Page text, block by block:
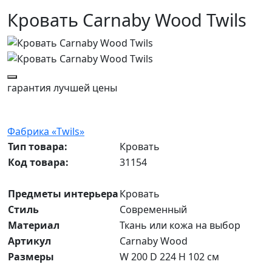
Кровать Carnaby Wood Twils
гарантия лучшей цены
Фабрика «Twils»
Тип товара:
Кровать
Код товара:
31154
Предметы интерьераКровать
Стиль
Современный
Материал
Ткань или кожа на выбор
Артикул
Carnaby Wood
Размеры
W 200 D 224 H 102 см